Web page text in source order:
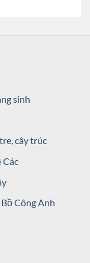
sinh
cây trúc
Các
Công Anh